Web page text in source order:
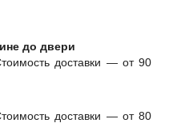
до двери
доставки — от 90
доставки — от 80